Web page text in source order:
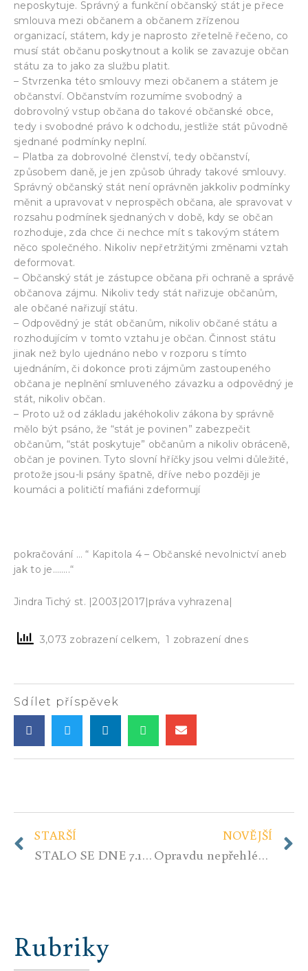
neposkytuje. Správný a funkční občanský stát je přece
smlouva mezi občanem a občanem zřízenou
organizací, státem, kdy je naprosto zřetelně řečeno, co
musí stát občanu poskytnout a kolik se zavazuje občan
státu za to jako za službu platit.
– Stvrzenka této smlouvy mezi občanem a státem je
občanství. Občanstvím rozumíme svobodný a
dobrovolný vstup občana do takové občanské obce,
tedy i svobodné právo k odchodu, jestliže stát původně
sjednané podmínky neplní.
– Platba za dobrovolné členství, tedy občanství,
způsobem daně, je jen způsob úhrady takové smlouvy.
Správný občanský stát není oprávněn jakkoliv podmínky
měnit a upravovat v neprospěch občana, ale spravovat v
rozsahu podmínek sjednaných v době, kdy se občan
rozhoduje, zda chce či nechce mít s takovým státem
něco společného. Nikoliv nepřetržitými změnami vztah
deformovat.
– Občanský stát je zástupce občana při ochraně a správě
občanova zájmu. Nikoliv tedy stát nařizuje občanům,
ale občané nařizují státu.
– Odpovědný je stát občanům, nikoliv občané státu a
rozhodujícím v tomto vztahu je občan. Činnost státu
jinak než bylo ujednáno nebo v rozporu s tímto
ujednáním, či dokonce proti zájmům zastoupeného
občana je neplnění smluveného závazku a odpovědný je
stát, nikoliv občan.
– Proto už od základu jakéhokoliv zákona by správně
mělo být psáno, že “stát je povinen” zabezpečit
občanům, “stát poskytuje” občanům a nikoliv obráceně,
občan je povinen. Tyto slovní hříčky jsou velmi důležité,
protože jsou-li psány špatně, dříve nebo později je
koumáci a političtí mafiáni zdeformují
pokračování … “ Kapitola 4 – Občanské nevolnictví aneb
jak to je……..“
Jindra Tichý st. |2003|2017|práva vyhrazena|
3,073 zobrazení celkem, 1 zobrazení dnes
Sdílet příspěvek
STARŠÍ
STALO SE DNE 7.1.2017….
NOVĚJŠÍ
Opravdu nepřehlédněte. Podivné to vyhrožování amerických generálů, ten chlap se zbláznil nebo chce opravdu válku.
Rubriky